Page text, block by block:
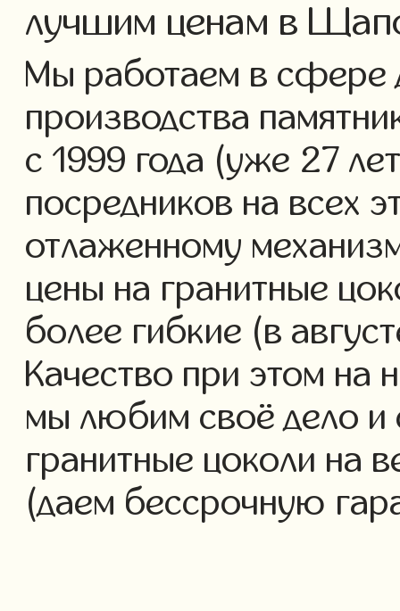
лучшим ценам в
Мы работаем в сфере
производства
с 1999 года (уже 27
посредников на всех
отлаженному
цены на гранитные
более гибкие (в
Качество при этом на
мы любим своё дело и
гранитные цоколи на
(даем бессрочную